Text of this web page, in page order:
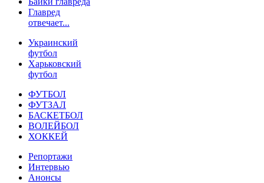
Главред
отвечает...
Украинский
футбол
Харьковский
футбол
ФУТБОЛ
ФУТЗАЛ
БАСКЕТБОЛ
ВОЛЕЙБОЛ
ХОККЕЙ
Репортажи
Интервью
Анонсы